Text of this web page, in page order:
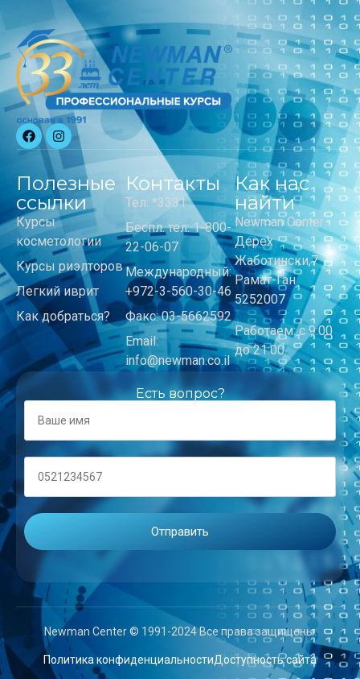
Полезные
ссылки
Курсы
косметологии
Курсы риэлторов
Легкий иврит
Как добраться?
Контакты
Тел: *3331
Беспл. тел: 1-800-
22-06-07
Международный:
+972-3-560-30-46
Факс: 03-5662592
Email:
info@newman.co.il
Как нас
найти
Newman Center
Дерех
Жаботински,7
Рамат-Ган
5252007
Работаем: с 9:00
до 21:00
Есть вопрос?
Newman Center © 1991-2024 Все права защищены.
Политика конфиденциальностиДоступность сайта